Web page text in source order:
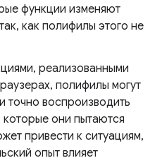
функции изменяют
как полифилы этого не
реализованными
полифилы могут
точно воспроизводить
они пытаются
привести к ситуациям,
опыт влияет